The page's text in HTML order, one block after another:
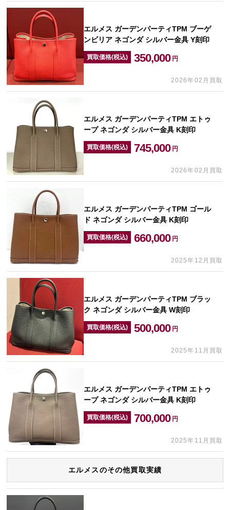
エルメス ガーデンパーティTPM ブーゲ
ンビリア ネゴンダ シルバー金具 Y刻印
買取価格(税込) 350,000 円
2026年02月買取
エルメス ガーデンパーティTPM エトゥ
ープ ネゴンダ シルバー金具 K刻印
買取価格(税込) 745,000 円
2026年02月買取
エルメス ガーデンパーティTPM ゴール
ド ネゴンダ シルバー金具 K刻印
買取価格(税込) 660,000 円
2025年12月買取
エルメス ガーデンパーティTPM ブラッ
ク ネゴンダ シルバー金具 W刻印
買取価格(税込) 500,000 円
2025年11月買取
エルメス ガーデンパーティTPM エトゥ
ープ ネゴンダ シルバー金具 K刻印
買取価格(税込) 700,000 円
2025年11月買取
エルメスのその他買取実績